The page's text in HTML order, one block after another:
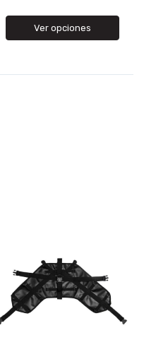
Ver opciones